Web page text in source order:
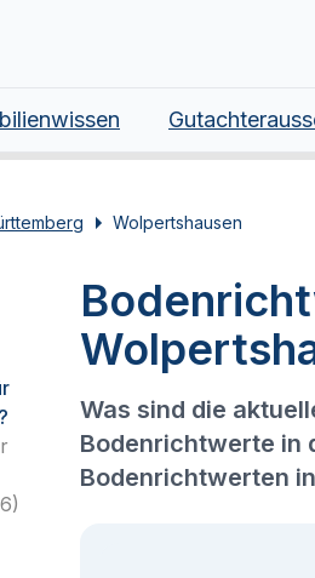
Wolpertshausen
Was sind die
Bodenrichtwerte in
Bodenrichtwerten